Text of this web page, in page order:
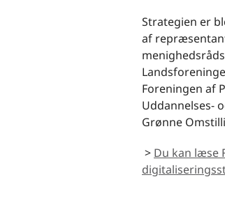
Strategien er
af
Foreningen af
Uddannelses-
Grønne
> Du kan læse